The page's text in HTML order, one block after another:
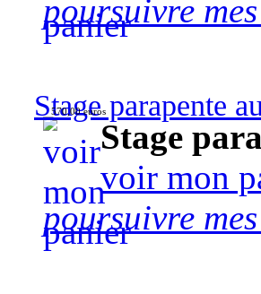
poursuivre
Stage parapente
570,00 euros
Stage
voir mon
poursuivre